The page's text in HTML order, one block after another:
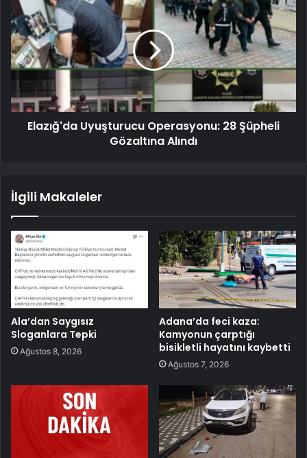
Elazığ'da Uyuşturucu Operasyonu: 28 Şüpheli
Gözaltına Alındı
İlgili Makaleler
Ala’dan Saygısız
Sloganlara Tepki
Ağustos 8, 2026
Adana’da feci kaza:
Kamyonun çarptığı
bisikletli hayatını kaybetti
Ağustos 7, 2026